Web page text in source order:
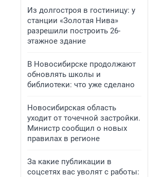
Из долгостроя в гостиницу: у
станции «Золотая Нива»
разрешили построить 26-
этажное здание
В Новосибирске продолжают
обновлять школы и
библиотеки: что уже сделано
Новосибирская область
уходит от точечной застройки.
Министр сообщил о новых
правилах в регионе
За какие публикации в
соцсетях вас уволят с работы: